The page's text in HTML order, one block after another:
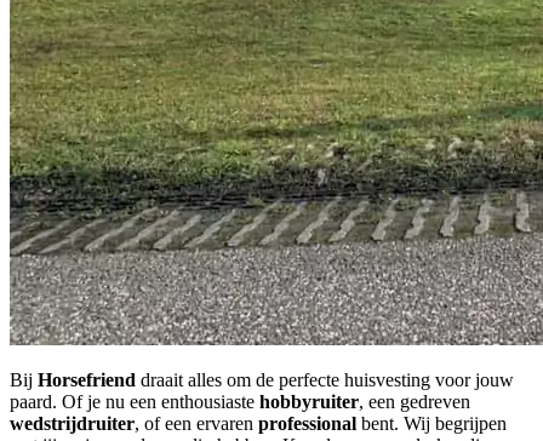
Bij Horsefriend draait alles om de perfecte huisvesting voor jouw
paard. Of je nu een enthousiaste hobbyruiter, een gedreven
wedstrijdruiter, of een ervaren professional bent. Wij begrijpen